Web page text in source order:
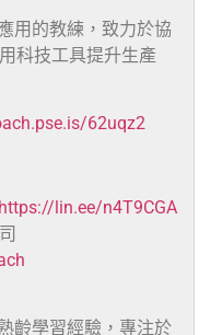
用的教練，致力於協
科技工具提升生產
62uqz2
https://lin.ee/n4T9CGA
齡學習經驗，專注於